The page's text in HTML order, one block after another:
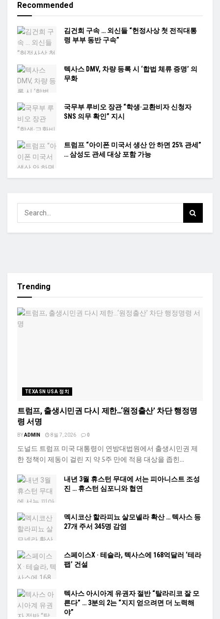
Recommended
김건희 구속 … 외신들 “헌정사상 첫 전직대통
령 부부 동반 구속”
텍사스 DMV, 차량 등록 시 ‘합법 체류 증명’ 의
무화
국무부 루비오 장관 “학생·교환비자 신청자
SNS 의무 확인” 지시
트럼프 “아이폰 미국서 생산 안 하면 25% 관세”
… 삼성도 관세 대상 포함 가능
Trending
TEXASN USA 정치
트럼프, 출생시민권 다시 제한…‘원정출산’ 차단 행정명
령 서명
BYADMIN 8월 7, 2026 0
도널드 트럼프 미국 대통령이 연방대법원에서 출생시민권 제
한 정책이 제동이 걸린 지 약 5주 만에 적용 대상을 좁힌...
내년 3월 휴스턴 무대에 서는 피아니스트 조성
진 … 휴스턴 심포니와 협연
멕시코산 할라피뇨 살모넬라 확산 … 텍사스 등
27개 주서 345명 감염
스페이스X · 테슬라, 텍사스에 168억달러 ‘테라
팹’ 건설
텍사스 아시아계 유권자 절반 “탈라리코 잘 모
른다” … 3분의 2는 “지지 얻으려면 더 노력해
야”